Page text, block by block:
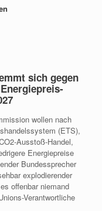
sich gegen
wollen nach
(ETS),
Ausstoß-Handel,
Energiepreise
Bundessprecher
explodierender
offenbar niemand
Verantwortliche